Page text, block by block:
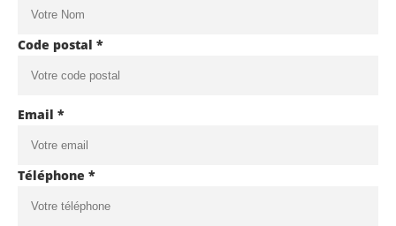
Code postal *
Email *
Téléphone *